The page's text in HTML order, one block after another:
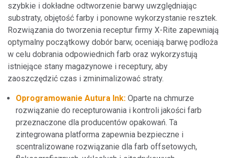
szybkie i dokładne odtworzenie barwy uwzględniając
substraty, objętość farby i ponowne wykorzystanie resztek.
Rozwiązania do tworzenia receptur firmy X-Rite zapewniają
optymalny początkowy dobór barw, oceniają barwę podłoża
w celu dobrania odpowiednich farb oraz wykorzystują
istniejące stany magazynowe i receptury, aby
zaoszczędzić czas i zminimalizować straty.
Oprogramowanie Autura Ink: Oparte na chmurze
rozwiązanie do recepturowania i kontroli jakości farb
przeznaczone dla producentów opakowań. Ta
zintegrowana platforma zapewnia bezpieczne i
scentralizowane rozwiązanie dla farb offsetowych,